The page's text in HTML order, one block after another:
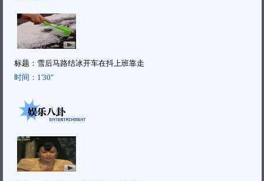
标题： 雪后马路结冰开车在抖上班靠走
时间： 1'30"